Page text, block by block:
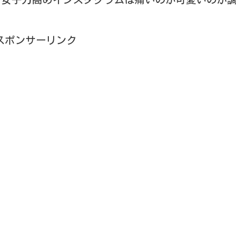
ポンサーリンク